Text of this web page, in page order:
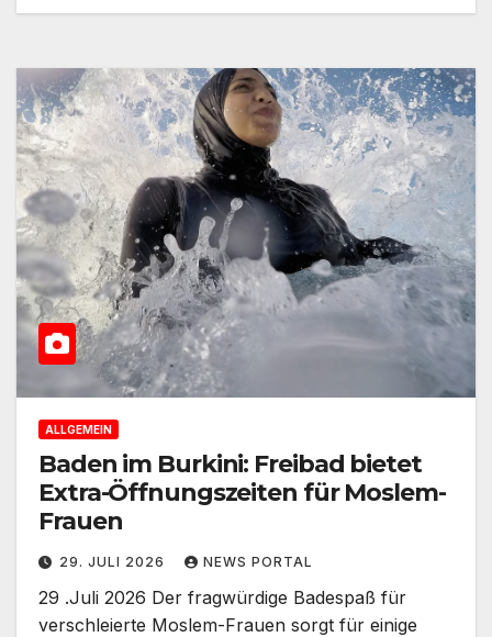
ALLGEMEIN
Baden im Burkini: Freibad bietet
Extra-Öffnungszeiten für Moslem-
Frauen
29. JULI 2026 NEWS PORTAL
29 .Juli 2026 Der fragwürdige Badespaß für
verschleierte Moslem-Frauen sorgt für einige